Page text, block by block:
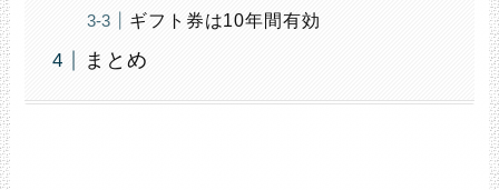
ギフト券は10年間有効
まとめ